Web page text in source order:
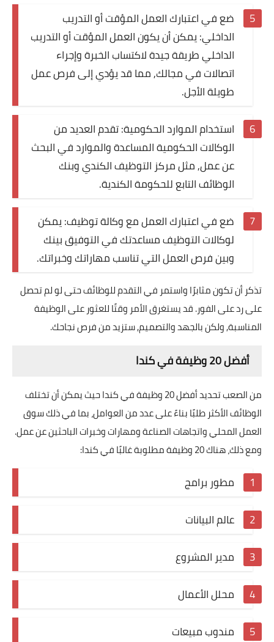
ضع في اعتبارك العمل المؤقت أو التدريب
الداخلي: يمكن أن يكون العمل المؤقت أو التدريب
الداخلي طريقة جيدة لاكتساب الخبرة وإجراء
اتصالات في مجالك, مما قد يؤدي إلى فرص عمل
طويلة الأجل.
استخدام الموارد الحكومية: تقدم العديد من
الوكالات الحكومية المساعدة والموارد في البحث
عن عمل, مثل مركز التوظيف الكندي وبنك
الوظائف التابع للحكومة الكندية.
ضع في اعتبارك العمل مع وكالة توظيف: يمكن
لوكالات التوظيف مساعدتك في التوفيق بينك
وبين فرص العمل التي تناسب مهاراتك وخبراتك.
تذكر أن تكون مثابرًا واستمر في التقدم للوظائف حتى لو لم تحصل
على رد على الفور. قد يستغرق الأمر وقتًا للعثور على الوظيفة
المناسبة, ولكن بالجهد والتصميم, ستزيد من فرص نجاحك.
أفضل 20 وظيفة في كندا
من الصعب تحديد أفضل 20 وظيفة في كندا حيث يمكن أن تختلف
الوظائف الأكثر طلبًا بناءً على عدد من العوامل، بما في ذلك سوق
العمل المحلي واتجاهات الصناعة ومهارات وخبرات الباحثين عن عمل.
ومع ذلك، هناك 20 وظيفة مطلوبة غالبًا في كندا:
مطور برامج
عالم البيانات
مدير المشروع
محلل الأعمال
مندوب مبيعات